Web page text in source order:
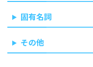
固有名詞
その他